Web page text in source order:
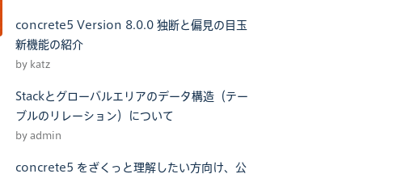
concrete5 Version 8.0.0 独断と偏見の目玉
新機能の紹介
by katz
Stackとグローバルエリアのデータ構造（テー
ブルのリレーション）について
by admin
concrete5 をざくっと理解したい方向け、公